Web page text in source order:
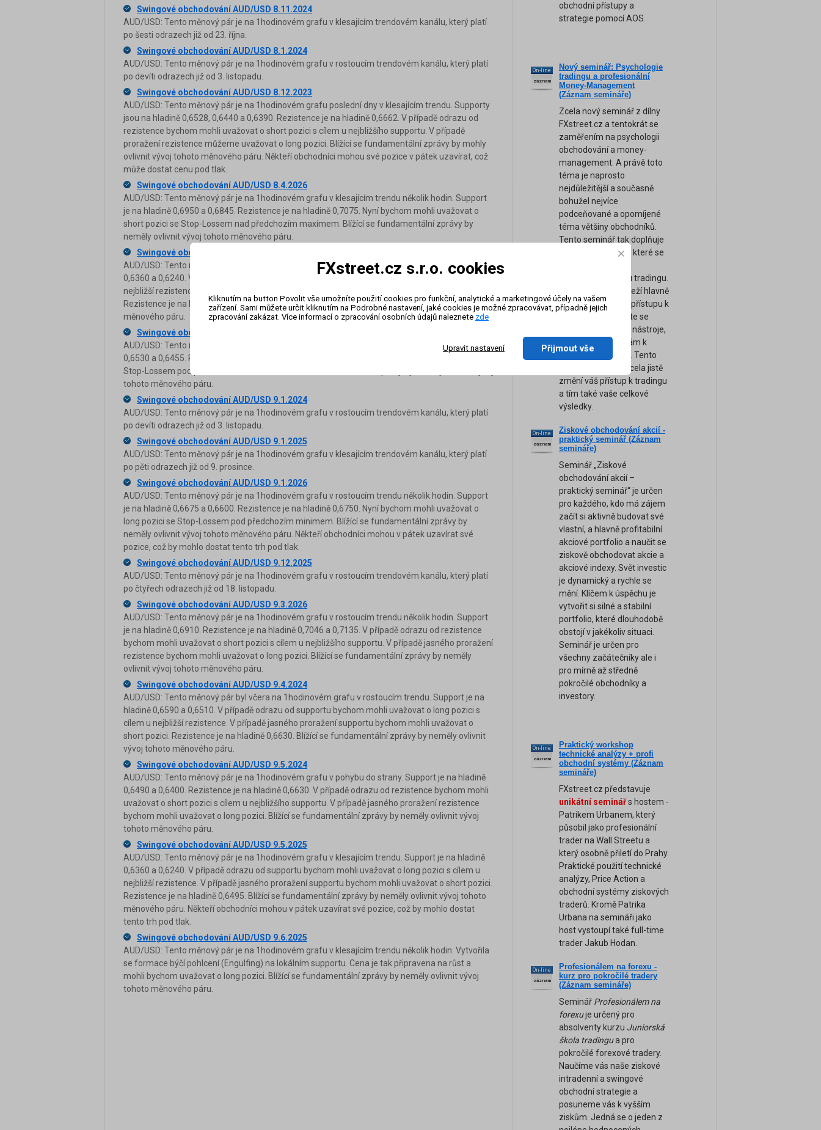
Swingové obchodování AUD/USD 8.11.2024
AUD/USD: Tento měnový pár je na 1hodinovém grafu v klesajícím trendovém kanálu, který platí
po šesti odrazech již od 23. října.
Swingové obchodování AUD/USD 8.1.2024
AUD/USD: Tento měnový pár je na 1hodinovém grafu v rostoucím trendovém kanálu, který platí
po devíti odrazech již od 3. listopadu.
Swingové obchodování AUD/USD 8.12.2023
AUD/USD: Tento měnový pár je na 1hodinovém grafu poslední dny v klesajícím trendu. Supporty
jsou na hladině 0,6528, 0,6440 a 0,6390. Rezistence je na hladině 0,6662. V případě odrazu od
rezistence bychom mohli uvažovat o short pozici s cílem u nejbližšího supportu. V případě
proražení rezistence můžeme uvažovat o long pozici. Blížící se fundamentální zprávy by mohly
ovlivnit vývoj tohoto měnového páru. Někteří obchodníci mohou své pozice v pátek uzavírat, což
může dostat cenu pod tlak.
Swingové obchodování AUD/USD 8.4.2026
AUD/USD: Tento měnový pár je na 1hodinovém grafu v klesajícím trendu několik hodin. Support
je na hladině 0,6950 a 0,6845. Rezistence je na hladině 0,7075. Nyní bychom mohli uvažovat o
short pozici se Stop-Lossem nad předchozím maximem. Blížící se fundamentální zprávy by
neměly ovlivnit vývoj tohoto měnového páru.
Swingové obchodování AUD/USD 8.5.2025
AUD/USD: Tento měnový pár je na 1hodinovém grafu v klesajícím trendu. Support je na hladině
0,6360 a 0,6240. V případě odrazu od supportu bychom mohli uvažovat o long pozici s cílem u
nejbližší rezistence. V případě jasného proražení supportu bychom mohli uvažovat o short pozici.
Rezistence je na hladině 0,6495. Blížící se fundamentální zprávy by neměly ovlivnit vývoj tohoto
měnového páru.
Swingové obchodování AUD/USD 8.7.2025
AUD/USD: Tento měnový pár je na 1hodinovém grafu v rostoucím trendu. Support je na hladině
0,6530 a 0,6455. Rezistence je na hladině 0,6850. Nyní bychom mohli uvažovat o long pozici se
Stop-Lossem pod předchozím minimem. Blížící se fundamentální zprávy by neměly ovlivnit vývoj
tohoto měnového páru.
Swingové obchodování AUD/USD 9.1.2024
AUD/USD: Tento měnový pár je na 1hodinovém grafu v rostoucím trendovém kanálu, který platí
po devíti odrazech již od 3. listopadu.
Swingové obchodování AUD/USD 9.1.2025
AUD/USD: Tento měnový pár je na 1hodinovém grafu v klesajícím trendovém kanálu, který platí
po pěti odrazech již od 9. prosince.
Swingové obchodování AUD/USD 9.1.2026
AUD/USD: Tento měnový pár je na 1hodinovém grafu v rostoucím trendu několik hodin. Support
je na hladině 0,6675 a 0,6600. Rezistence je na hladině 0,6750. Nyní bychom mohli uvažovat o
long pozici se Stop-Lossem pod předchozím minimem. Blížící se fundamentální zprávy by
neměly ovlivnit vývoj tohoto měnového páru. Někteří obchodníci mohou v pátek uzavírat své
pozice, což by mohlo dostat tento trh pod tlak.
Swingové obchodování AUD/USD 9.12.2025
AUD/USD: Tento měnový pár je na 1hodinovém grafu v rostoucím trendovém kanálu, který platí
po čtyřech odrazech již od 18. listopadu.
Swingové obchodování AUD/USD 9.3.2026
AUD/USD: Tento měnový pár je na 1hodinovém grafu v rostoucím trendu několik hodin. Support
je na hladině 0,6910. Rezistence je na hladině 0,7046 a 0,7135. V případě odrazu od rezistence
bychom mohli uvažovat o short pozici s cílem u nejbližšího supportu. V případě jasného proražení
rezistence bychom mohli uvažovat o long pozici. Blížící se fundamentální zprávy by neměly
ovlivnit vývoj tohoto měnového páru.
Swingové obchodování AUD/USD 9.4.2024
AUD/USD: Tento měnový pár byl včera na 1hodinovém grafu v rostoucím trendu. Support je na
hladině 0,6590 a 0,6510. V případě odrazu od supportu bychom mohli uvažovat o long pozici s
cílem u nejbližší rezistence. V případě jasného proražení supportu bychom mohli uvažovat o
short pozici. Rezistence je na hladině 0,6630. Blížící se fundamentální zprávy by neměly ovlivnit
vývoj tohoto měnového páru.
Swingové obchodování AUD/USD 9.5.2024
AUD/USD: Tento měnový pár je na 1hodinovém grafu v pohybu do strany. Support je na hladině
0,6490 a 0,6400. Rezistence je na hladině 0,6630. V případě odrazu od rezistence bychom mohli
uvažovat o short pozici s cílem u nejbližšího supportu. V případě jasného proražení rezistence
bychom mohli uvažovat o long pozici. Blížící se fundamentální zprávy by neměly ovlivnit vývoj
tohoto měnového páru.
Swingové obchodování AUD/USD 9.5.2025
AUD/USD: Tento měnový pár je na 1hodinovém grafu v klesajícím trendu. Support je na hladině
0,6360 a 0,6240. V případě odrazu od supportu bychom mohli uvažovat o long pozici s cílem u
nejbližší rezistence. V případě jasného proražení supportu bychom mohli uvažovat o short pozici.
Rezistence je na hladině 0,6495. Blížící se fundamentální zprávy by neměly ovlivnit vývoj tohoto
měnového páru. Někteří obchodníci mohou v pátek uzavírat své pozice, což by mohlo dostat
tento trh pod tlak.
Swingové obchodování AUD/USD 9.6.2025
AUD/USD: Tento měnový pár je na 1hodinovém grafu v klesajícím trendu několik hodin. Vytvořila
se formace býčí pohlcení (Engulfing) na lokálním supportu. Cena je tak připravena na růst a
mohli bychom uvažovat o long pozici. Blížící se fundamentální zprávy by neměly ovlivnit vývoj
tohoto měnového páru.
obchodní přístupy a
strategie pomocí AOS.
On-line
záznam
Nový seminář: Psychologie
tradingu a profesionální
Money-Management
(Záznam semináře)
Zcela nový seminář z dílny
FXstreet.cz a tentokrát se
zaměřením na psychologii
obchodování a money-
management. A právě toto
téma je naprosto
nejdůležitější a současně
bohužel nejvíce
podceňované a opomíjené
téma většiny obchodníků.
Tento seminář tak doplňuje
naše ostatní kurzy, které se
technickou stránku tradingu.
Úspěch tradera záleží hlavně
na jeho psychice a přístupu k
obchodování. Přijďte se
naučit ty nejsilnější nástroje,
tipy a rady, které vám k
úspěchu pomohou. Tento
unikátní seminář zcela jistě
změní váš přístup k tradingu
a tím také vaše celkové
výsledky.
On-line
záznam
Ziskové obchodování akcií -
praktický seminář (Záznam
semináře)
Seminář „Ziskové
obchodování akcií –
praktický seminář“ je určen
pro každého, kdo má zájem
začít si aktivně budovat své
vlastní, a hlavně profitabilní
akciové portfolio a naučit se
ziskově obchodovat akcie a
akciové indexy. Svět investic
je dynamický a rychle se
mění. Klíčem k úspěchu je
vytvořit si silné a stabilní
portfolio, které dlouhodobě
obstojí v jakékoliv situaci.
Seminář je určen pro
všechny začátečníky ale i
pro mírně až středně
pokročilé obchodníky a
investory.
On-line
záznam
Praktický workshop
technické analýzy + profi
obchodní systémy (Záznam
semináře)
FXstreet.cz představuje
unikátní seminářs hostem -
Patrikem Urbanem, který
působil jako profesionální
trader na Wall Streetu a
který osobně přiletí do Prahy.
Praktické použití technické
analýzy, Price Action a
obchodní systémy ziskových
traderů. Kromě Patrika
Urbana na semináři jako
host vystoupí také full-time
trader Jakub Hodan.
On-line
záznam
Profesionálem na forexu -
kurz pro pokročilé tradery
(Záznam semináře)
Seminář Profesionálem na
forexuje určený pro
absolventy kurzu Juniorská
škola tradingua pro
pokročilé forexové tradery.
Naučíme vás naše ziskové
intradenní a swingové
obchodní strategie a
posuneme vás k vyšším
ziskům. Jedná se o jeden z
FXstreet.cz s.r.o. cookies
Kliknutím na button Povolit vše umožníte použití cookies pro funkční, analytické a marketingové účely na vašem
zařízení. Sami můžete určit kliknutím na Podrobné nastavení, jaké cookies je možné zpracovávat, případně jejich
zpracování zakázat. Více informací o zpracování osobních údajů naleznete zde
Upravit nastavení Přijmout vše